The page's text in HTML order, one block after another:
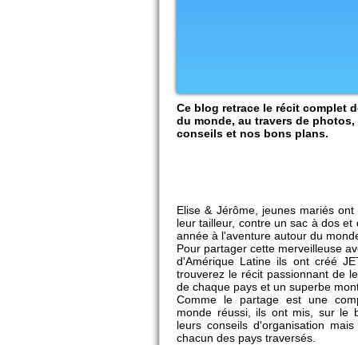
Ce blog retrace le récit complet
du monde, au travers de
conseils et nos bons plans.
Elise & Jérôme, jeunes mariés
leur tailleur, contre un sac à dos
année à l'aventure autour du
Pour partager cette merveilleuse
d'Amérique Latine ils ont créé
trouverez le récit passionnant de
de chaque pays et un superbe
Comme le partage est une
monde réussi, ils ont mis, sur le
leurs conseils d'organisation
chacun des pays traversés.